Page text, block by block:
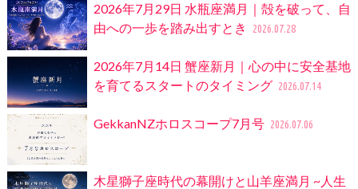
2026年7月29日 水瓶座満月｜殻を破って、自
由への一歩を踏み出すとき
2026.07.28
2026年7月14日 蟹座新月｜心の中に安全基地
を育てるスタートのタイミング 2026.07.14
GekkanNZホロスコープ7月号 2026.07.06
木星獅子座時代の幕開けと山羊座満月 ~人生